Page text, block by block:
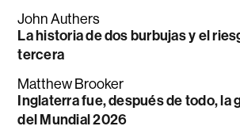
John Authers
La historia de dos burbujas y el
tercera
Matthew Brooker
Inglaterra fue, después de todo, la
del Mundial 2026